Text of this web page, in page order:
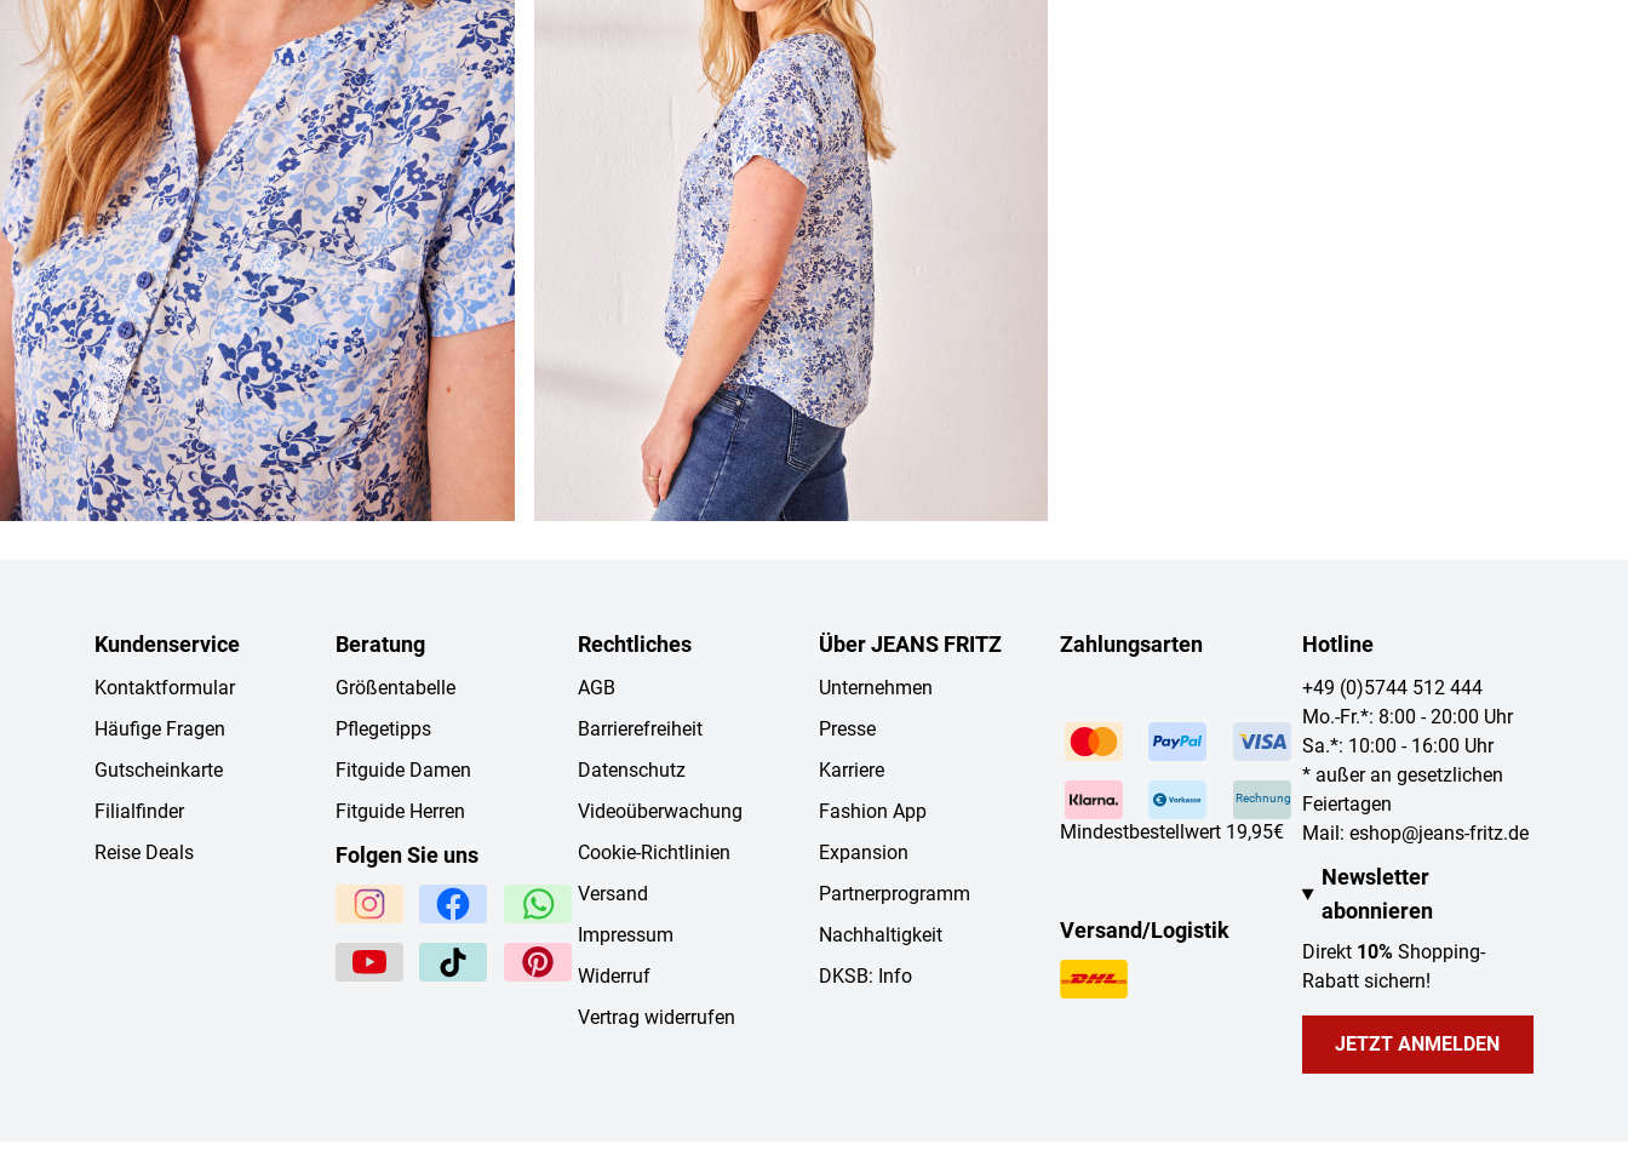
Kundenservice
Kontaktformular
Häufige Fragen
Gutscheinkarte
Filialfinder
Reise Deals
Beratung
Größentabelle
Pflegetipps
Fitguide Damen
Fitguide Herren
Folgen Sie uns
Rechtliches
AGB
Barrierefreiheit
Datenschutz
Videoüberwachung
Cookie-Richtlinien
Versand
Impressum
Widerruf
Vertrag widerrufen
Über JEANS FRITZ
Unternehmen
Presse
Karriere
Fashion App
Expansion
Partnerprogramm
Nachhaltigkeit
DKSB: Info
Zahlungsarten
Rechnung
Mindestbestellwert 19,95€
Versand/Logistik
Hotline
+49 (0)5744 512 444
Mo.-Fr.*: 8:00 - 20:00 Uhr
Sa.*: 10:00 - 16:00 Uhr
* außer an gesetzlichen
Feiertagen
Mail: eshop@jeans-fritz.de
Newsletter
abonnieren
Direkt 10%Shopping-
Rabatt sichern!
JETZT ANMELDEN